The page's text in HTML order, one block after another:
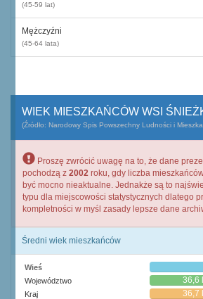
(45-59 lat)
Mężczyźni
(45-64 lata)
WIEK MIESZKAŃCÓW WSI
(Źródło: Narodowy Spis Powszechny Ludności i
Proszę zwrócić uwagę na to, że dane
pochodzą z 2002 roku, gdy liczba
być mocno nieaktualne. Jednakże są to
typu dla miejscowości statystycznych dlatego
kompletności w myśl zasady lepsze dane
Średni wiek mieszkańców
Wieś
Województwo 36,6
Kraj 36,7